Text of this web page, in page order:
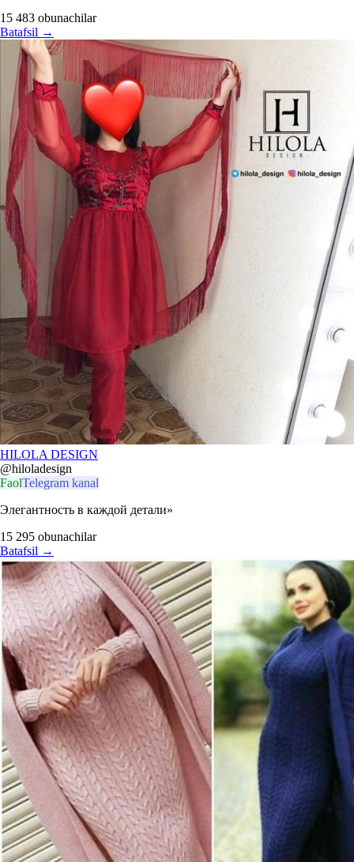
15 483 obunachilar
Batafsil →
HILOLA DESIGN
@hiloladesign
FaolTelegram kanal
Элегантность в каждой детали»
15 295 obunachilar
Batafsil →